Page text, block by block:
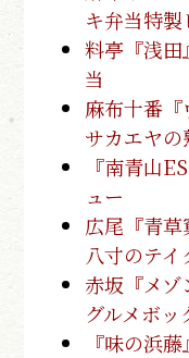
キ弁当特製
料亭『浅
当
麻布十番
サカエヤ
『南青山
ュー
広尾『青
八寸のテイ
赤坂『メ
グルメボッ
『味の浜